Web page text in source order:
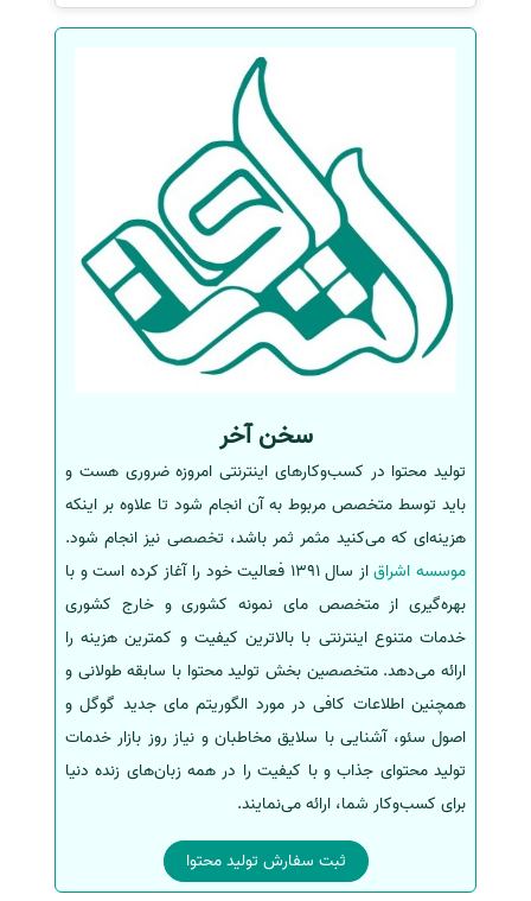
سخن آخر
تولید محتوا در کسب‌وکارهای اینترنتی امروزه ضروری هست و
باید توسط متخصص مربوط به آن انجام شود تا علاوه بر اینکه
هزینه‌ای که می‌کنید مثمر ثمر باشد، تخصصی نیز انجام شود.
موسسه اشراق
از سال 1391 فعالیت خود را آغاز کرده است و با
بهره‌گیری از متخصص مای نمونه کشوری و خارج کشوری
خدمات متنوع اینترنتی با بالاترین کیفیت و کمترین هزینه را
ارائه می‌دهد. متخصصین بخش تولید محتوا با سابقه طولانی و
همچنین اطلاعات کافی در مورد الگوریتم مای جدید گوگل و
اصول سئو، آشنایی با سلایق مخاطبان و نیاز روز بازار خدمات
تولید محتوای جذاب و با کیفیت را در همه زبان‌های زنده دنیا
برای کسب‌وکار شما، ارائه می‌نمایند.
ثبت سفارش تولید محتوا